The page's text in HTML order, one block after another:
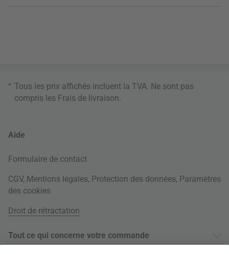
* Tous les prix affichés incluent la TVA. Ne sont pas
compris les Frais de livraison
Aide
Formulaire de contact
CGV, Mentions légales, Protection des données, Paramètres
des cookies
Droit de rétractation
Tout ce qui concerne votre commande